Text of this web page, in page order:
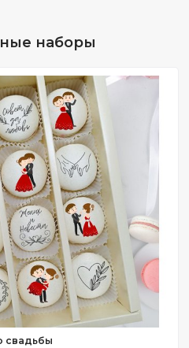
наборы
свадьбы